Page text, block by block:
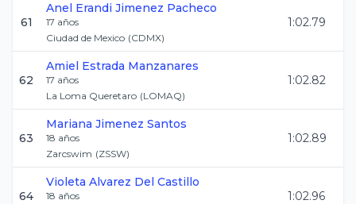
61
Anel Erandi Jimenez Pacheco
17 años
Ciudad de Mexico (CDMX)
1:02.79
62
Amiel Estrada Manzanares
17 años
La Loma Queretaro (LOMAQ)
1:02.82
63
Mariana Jimenez Santos
18 años
Zarcswim (ZSSW)
1:02.89
64
Violeta Alvarez Del Castillo
18 años
1:02.96